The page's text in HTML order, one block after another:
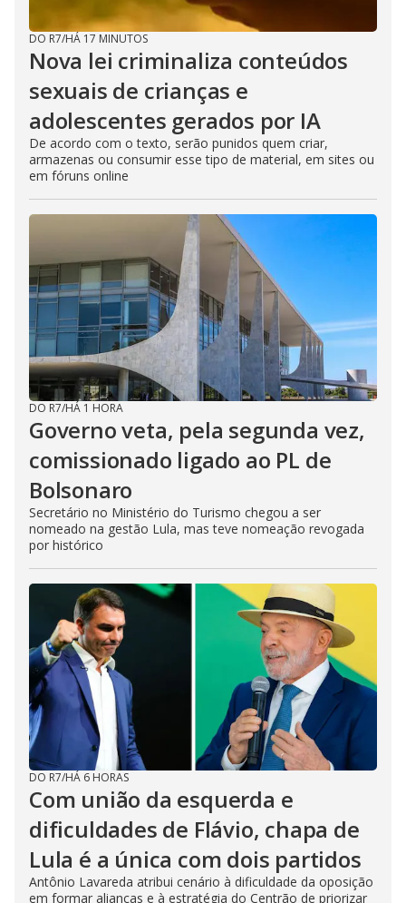
DO R7/HÁ 17 MINUTOS
Nova lei criminaliza conteúdos
sexuais de crianças e
adolescentes gerados por IA
De acordo com o texto, serão punidos quem criar,
armazenas ou consumir esse tipo de material, em sites ou
em fóruns online
DO R7/HÁ 1 HORA
Governo veta, pela segunda vez,
comissionado ligado ao PL de
Bolsonaro
Secretário no Ministério do Turismo chegou a ser
nomeado na gestão Lula, mas teve nomeação revogada
por histórico
DO R7/HÁ 6 HORAS
Com união da esquerda e
dificuldades de Flávio, chapa de
Lula é a única com dois partidos
Antônio Lavareda atribui cenário à dificuldade da oposição
em formar alianças e à estratégia do Centrão de priorizar